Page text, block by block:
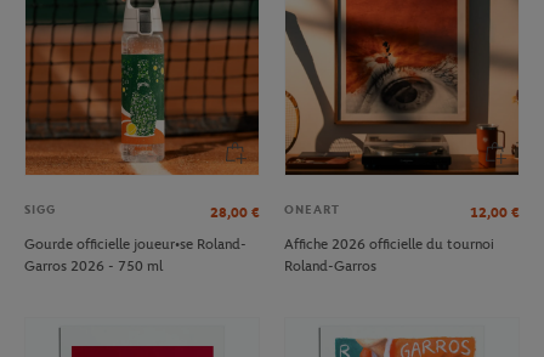
SIGG 28,00 €
Gourde officielle joueur•se Roland-
Garros 2026 - 750 ml
ONEART 12,00 €
Affiche 2026 officielle du tournoi
Roland-Garros